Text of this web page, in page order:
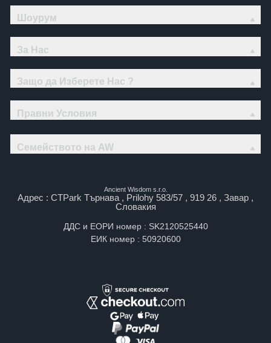
Шоурум
За Нас
Защо да Изберете Нас ?
Правни Условия
Семейството на AW
Ancient Wisdom s.r.o.
Адрес : CTPark Търнава , Prilohy 583/57 , 919 26 , Завар ,
Словакия
ДДС и ЕОРИ номер : SK2120525440
ЕИК номер : 50920600